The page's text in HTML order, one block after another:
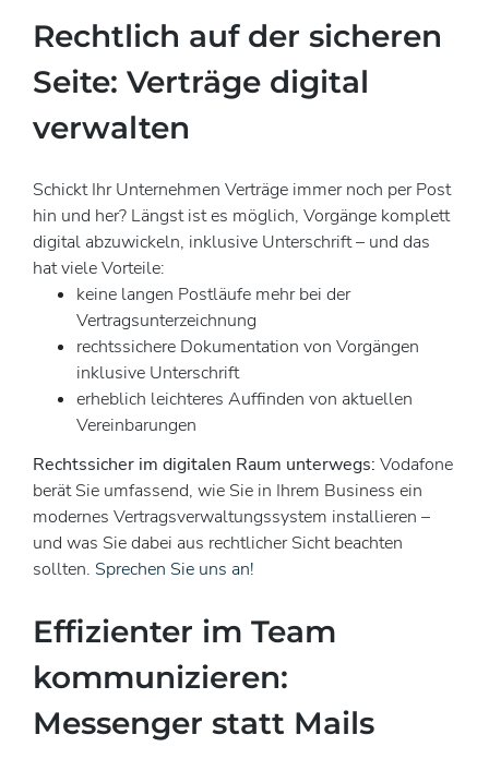
Rechtlich auf der sicheren
Seite: Verträge digital
verwalten
Schickt Ihr Unternehmen Verträge immer noch per Post
hin und her? Längst ist es möglich, Vorgänge komplett
digital abzuwickeln, inklusive Unterschrift – und das
hat viele Vorteile:
keine langen Postläufe mehr bei der
Vertragsunterzeichnung
rechtssichere Dokumentation von Vorgängen
inklusive Unterschrift
erheblich leichteres Auffinden von aktuellen
Vereinbarungen
Rechtssicher im digitalen Raum unterwegs: Vodafone
berät Sie umfassend, wie Sie in Ihrem Business ein
modernes Vertragsverwaltungssystem installieren –
und was Sie dabei aus rechtlicher Sicht beachten
sollten. Sprechen Sie uns an!
Effizienter im Team
kommunizieren:
Messenger statt Mails